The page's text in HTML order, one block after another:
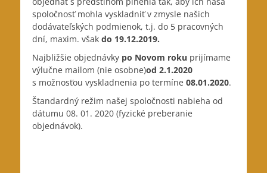
spoločnosť mohla vyskladniť v zmysle našich
dodávateľských podmienok, t.j. do 5 pracovných
dní, maxim. však do 19.12.2019.
Najbližšie objednávky po Novom roku prijímame
výlučne mailom (nie osobne)od 2.1.2020
s možnosťou vyskladnenia po termíne 08.01.2020.
Štandardný režim našej spoločnosti nabieha od
dátumu 08. 01. 2020 (fyzické preberanie
objednávok).